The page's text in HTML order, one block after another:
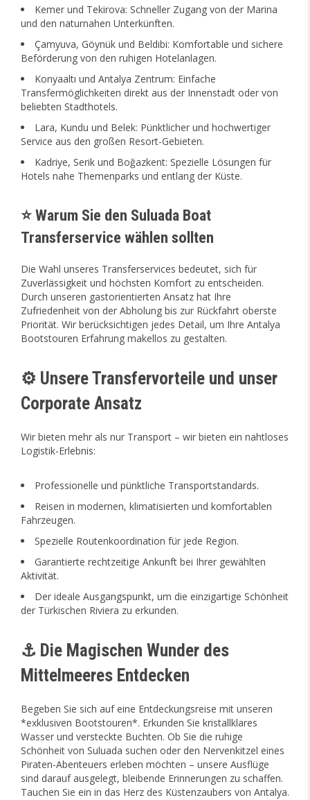
Kemer und Tekirova: Schneller Zugang von der Marina
und den naturnahen Unterkünften.
Çamyuva, Göynük und Beldibi: Komfortable und sichere
Beförderung von den ruhigen Hotelanlagen.
Konyaaltı und Antalya Zentrum: Einfache
Transfermöglichkeiten direkt aus der Innenstadt oder von
beliebten Stadthotels.
Lara, Kundu und Belek: Pünktlicher und hochwertiger
Service aus den großen Resort-Gebieten.
Kadriye, Serik und Boğazkent: Spezielle Lösungen für
Hotels nahe Themenparks und entlang der Küste.
⭐ Warum Sie den Suluada Boat
Transferservice wählen sollten
Die Wahl unseres Transferservices bedeutet, sich für
Zuverlässigkeit und höchsten Komfort zu entscheiden.
Durch unseren gastorientierten Ansatz hat Ihre
Zufriedenheit von der Abholung bis zur Rückfahrt oberste
Priorität. Wir berücksichtigen jedes Detail, um Ihre Antalya
Bootstouren Erfahrung makellos zu gestalten.
⚙️ Unsere Transfervorteile und unser
Corporate Ansatz
Wir bieten mehr als nur Transport – wir bieten ein nahtloses
Logistik-Erlebnis:
Professionelle und pünktliche Transportstandards.
Reisen in modernen, klimatisierten und komfortablen
Fahrzeugen.
Spezielle Routenkoordination für jede Region.
Garantierte rechtzeitige Ankunft bei Ihrer gewählten
Aktivität.
Der ideale Ausgangspunkt, um die einzigartige Schönheit
der Türkischen Riviera zu erkunden.
⚓ Die Magischen Wunder des
Mittelmeeres Entdecken
Begeben Sie sich auf eine Entdeckungsreise mit unseren
*exklusiven Bootstouren*. Erkunden Sie kristallklares
Wasser und versteckte Buchten. Ob Sie die ruhige
Schönheit von Suluada suchen oder den Nervenkitzel eines
Piraten-Abenteuers erleben möchten – unsere Ausflüge
sind darauf ausgelegt, bleibende Erinnerungen zu schaffen.
Tauchen Sie ein in das Herz des Küstenzaubers von Antalya.